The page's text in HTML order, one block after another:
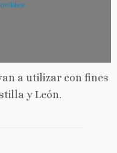
a utilizar con fines
y León.